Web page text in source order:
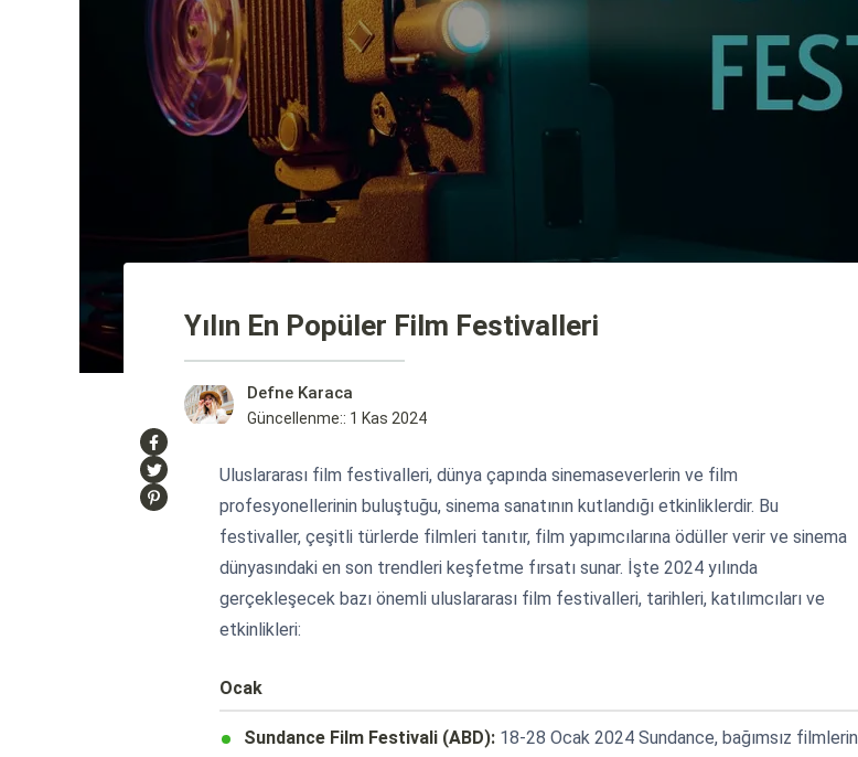
Yılın En Popüler Film Festivalleri
Defne Karaca
Güncellenme:: 1 Kas 2024
Uluslararası film festivalleri, dünya çapında sinemaseverlerin ve film
profesyonellerinin buluştuğu, sinema sanatının kutlandığı etkinliklerdir. Bu
festivaller, çeşitli türlerde filmleri tanıtır, film yapımcılarına ödüller verir ve sinema
dünyasındaki en son trendleri keşfetme fırsatı sunar. İşte 2024 yılında
gerçekleşecek bazı önemli uluslararası film festivalleri, tarihleri, katılımcıları ve
etkinlikleri:
Ocak
Sundance Film Festivali (ABD): 18-28 Ocak 2024 Sundance, bağımsız filmlerin